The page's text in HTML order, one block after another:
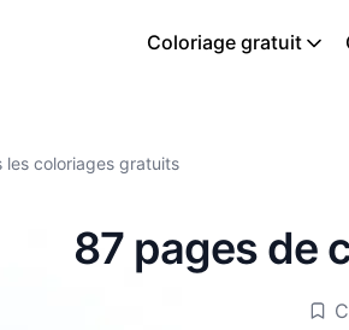
Coloriage gratuit
les coloriages gratuits
87 pages de